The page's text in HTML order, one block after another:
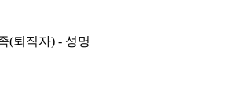
(퇴직자) - 성명